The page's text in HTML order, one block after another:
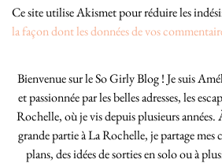
Ce site utilise Akismet pour réduire les
la façon dont les données de vos
Bienvenue sur le So Girly Blog ! Je suis
et passionnée par les belles adresses, les
Rochelle, où je vis depuis plusieurs années.
grande partie à La Rochelle, je partage
plans, des idées de sorties en solo ou à